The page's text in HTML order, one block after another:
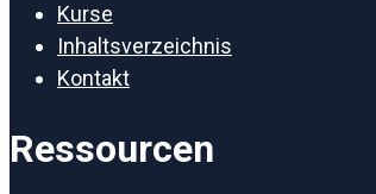
Kurse
Inhaltsverzeichnis
Kontakt
Ressourcen